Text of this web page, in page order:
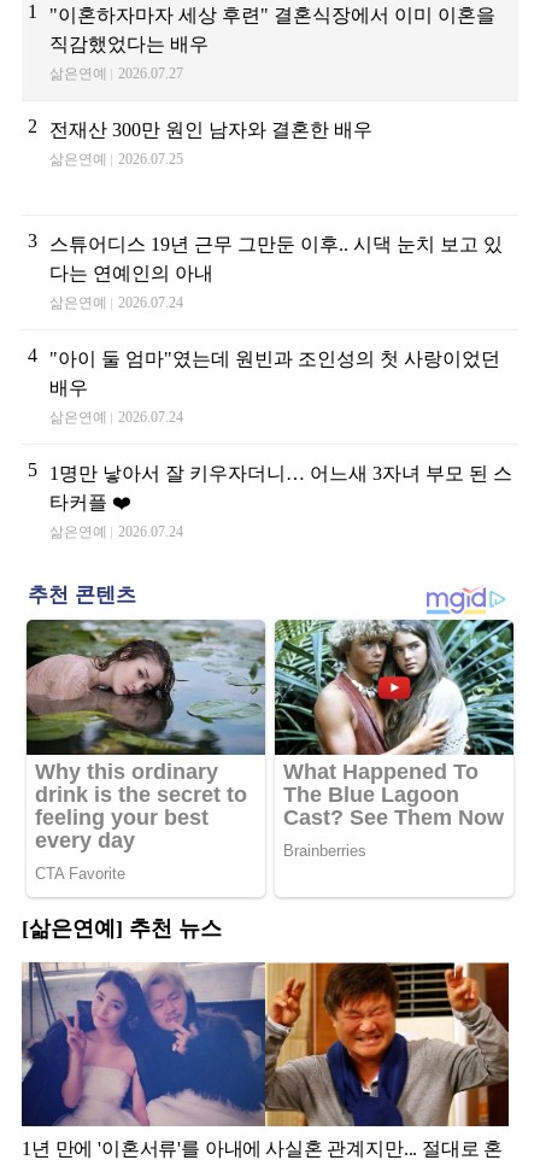
1
"이혼하자마자 세상 후련" 결혼식장에서 이미 이혼을
직감했었다는 배우
삶은연예 2026.07.27
2 전재산 300만 원인 남자와 결혼한 배우
삶은연예 2026.07.25
3
스튜어디스 19년 근무 그만둔 이후.. 시댁 눈치 보고 있
다는 연예인의 아내
삶은연예 2026.07.24
4
"아이 둘 엄마"였는데 원빈과 조인성의 첫 사랑이었던
배우
삶은연예 2026.07.24
5
1명만 낳아서 잘 키우자더니… 어느새 3자녀 부모 된 스
타커플 ❤️
삶은연예 2026.07.24
[삶은연예] 추천 뉴스
1년 만에 '이혼서류'를 아내에 사실혼 관계지만... 절대로 혼